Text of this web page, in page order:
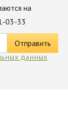
на
03-33
ДАННЫХ